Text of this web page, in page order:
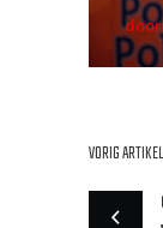
VORIG ARTIKEL